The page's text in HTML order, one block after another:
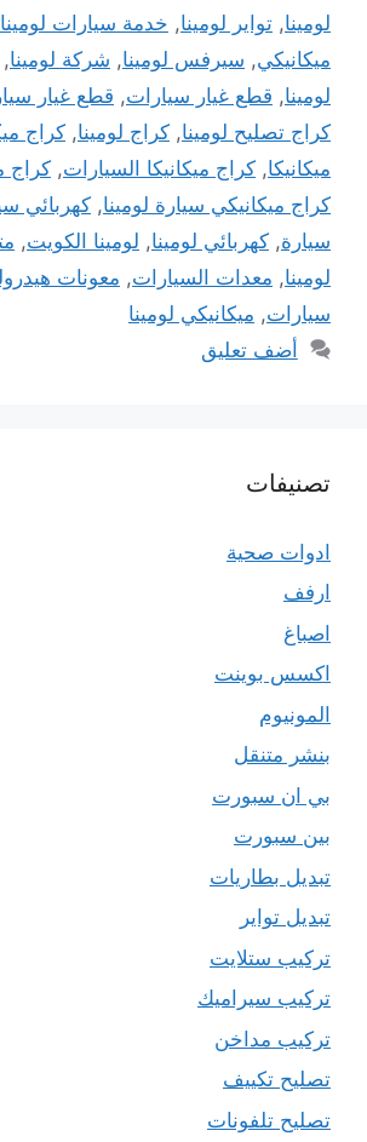
لومينا, تواير لومينا, خدمة سيارات لومينا
ميكانيكي, سيرفس لومينا, شركة لومينا,
لومينا, قطع غيار سيارات, قطع غيار
كراج تصليح لومينا, كراج لومينا, كراج
ميكانيكا, كراج ميكانيكا السيارات, كراج
كراج ميكانيكي سيارة لومينا, كهربائي
سيارة, كهربائي لومينا, لومينا الكويت,
لومينا, معدات السيارات, معونات
سيارات, ميكانيكي لومينا
أضف تعليق
تصنيفات
ادوات صحية
ارفف
اصباغ
اكسس بوينت
المونيوم
بنشر متنقل
بي ان سبورت
بين سبورت
تبديل بطاريات
تبديل تواير
تركيب ستلايت
تركيب سيراميك
تركيب مداخن
تصليح تكييف
تصليح تلفونات